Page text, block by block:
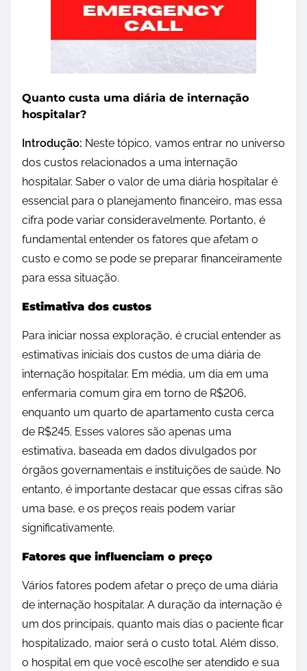
Quanto custa uma diária de internação
hospitalar?
Introdução: Neste tópico, vamos entrar no universo
dos custos relacionados a uma internação
hospitalar. Saber o valor de uma diária hospitalar é
essencial para o planejamento financeiro, mas essa
cifra pode variar consideravelmente. Portanto, é
fundamental entender os fatores que afetam o
custo e como se pode se preparar financeiramente
para essa situação.
Estimativa dos custos
Para iniciar nossa exploração, é crucial entender as
estimativas iniciais dos custos de uma diária de
internação hospitalar. Em média, um dia em uma
enfermaria comum gira em torno de R$206,
enquanto um quarto de apartamento custa cerca
de R$245. Esses valores são apenas uma
estimativa, baseada em dados divulgados por
órgãos governamentais e instituições de saúde. No
entanto, é importante destacar que essas cifras são
uma base, e os preços reais podem variar
significativamente.
Fatores que influenciam o preço
Vários fatores podem afetar o preço de uma diária
de internação hospitalar. A duração da internação é
um dos principais, quanto mais dias o paciente ficar
hospitalizado, maior será o custo total. Além disso,
o hospital em que você escolhe ser atendido e sua